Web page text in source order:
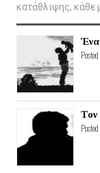
κατάθλιψης, κάθε
Ένα
Τον